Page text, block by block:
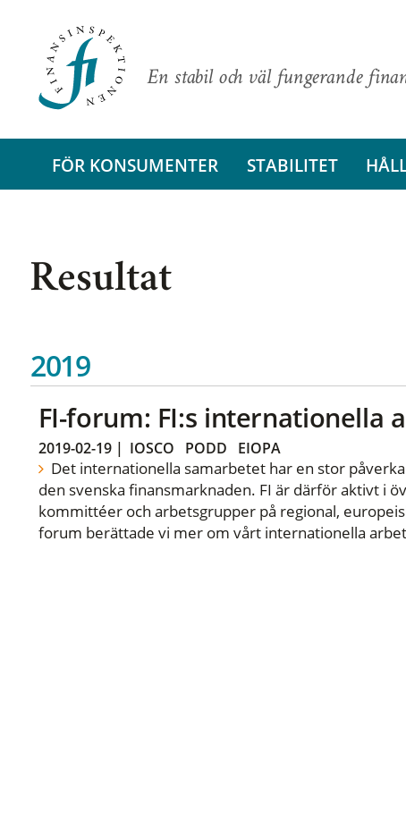
En stabil och väl fungerande
FÖR KONSUMENTER STABILITET
Resultat
2019
FI-forum: FI:s internationella
2019-02-19| IOSCO PODD EIOPA
Det internationella samarbetet har en stor
den svenska finansmarknaden. FI är därför aktivt i
kommittéer och arbetsgrupper på regional,
forum berättade vi mer om vårt internationella